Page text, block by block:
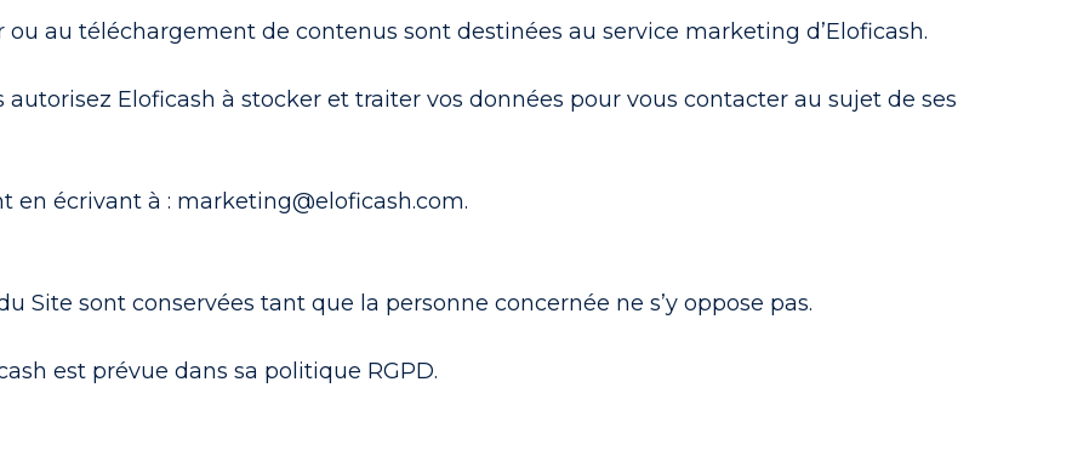
au téléchargement de contenus sont destinées au service marketing d’Eloficash.
Eloficash à stocker et traiter vos données pour vous contacter au sujet de ses
en écrivant à : marketing@eloficash.com.
Site sont conservées tant que la personne concernée ne s’y oppose pas.
est prévue dans sa politique RGPD.